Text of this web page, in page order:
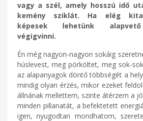
vagy a szél, amely hosszú idő
kemény sziklát. Ha elég
képesek lehetünk
végigvinni.
Én még nagyon-nagyon sokáig
húslevest, meg pörköltet, meg sok-
az alapanyagok döntő többségét a
mindig olyan érzés, mikor ezeket
állnának mellettem, szinte átérzem a
minden pillanatát, a befektetett
igen, nyugodtan mondhatom,